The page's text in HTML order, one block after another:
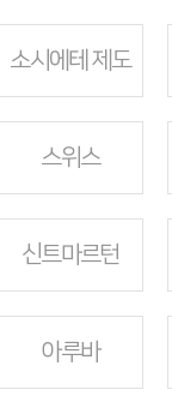
소시에테 제도
스위스
신트마르턴
아루바